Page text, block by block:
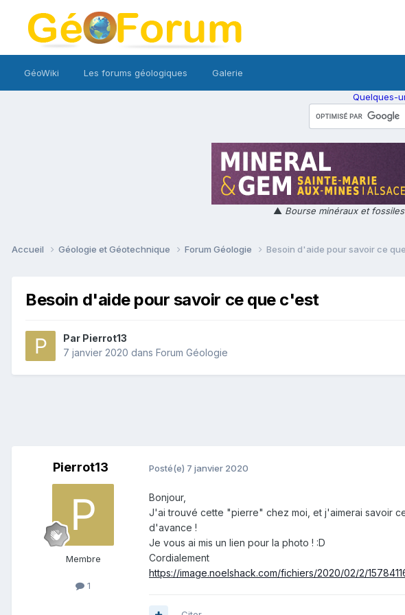
GéoWiki Les forums géologiques Galerie
Quelques-
▲ Bourse minéraux et
Accueil Géologie et Géotechnique Forum Géologie Besoin d'aide pour savoir ce
Besoin d'aide pour savoir ce que c'est
Par Pierrot13
7 janvier 2020 dans Forum Géologie
Pierrot13
Membre
1
Posté(e) 7 janvier 2020
Bonjour,
J'ai trouvé cette "pierre" chez moi, et j'aimerai savoir
d'avance !
Je vous ai mis un lien pour la photo ! :D
Cordialement
https://image.noelshack.com/fichiers/2020/02/2/